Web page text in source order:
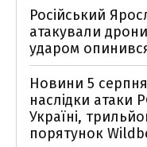
Російський
атакували
ударом
Новини 5
наслідки атаки
Україні,
порятунок